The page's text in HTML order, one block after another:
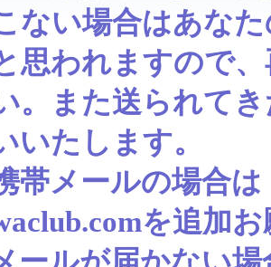
ない場合はあな
思われますので
。また送られて
いたします。
帯メールの場合
を追加